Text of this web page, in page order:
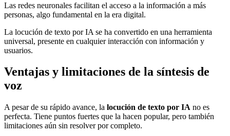
Las redes neuronales facilitan el acceso a la información a más
personas, algo fundamental en la era digital.
La locución de texto por IA se ha convertido en una herramienta
universal, presente en cualquier interacción con información y
usuarios.
Ventajas y limitaciones de la síntesis de
voz
A pesar de su rápido avance, la locución de texto por IA no es
perfecta. Tiene puntos fuertes que la hacen popular, pero también
limitaciones aún sin resolver por completo.